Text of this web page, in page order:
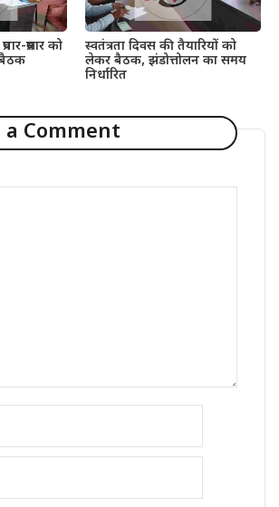
प्रसार को
स्वतंत्रता दिवस की तैयारियों को
लेकर बैठक, झंडोत्तोलन का समय
निर्धारित
a Comment